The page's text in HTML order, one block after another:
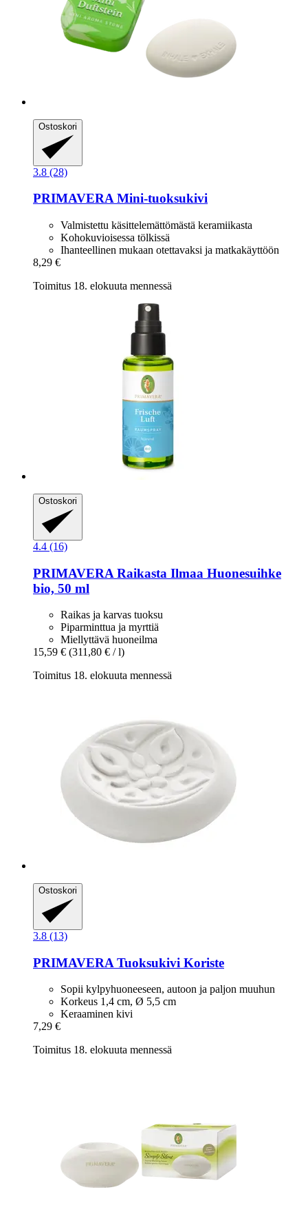
Ostoskori
3.8 (28)
PRIMAVERAMini-​tuoksukivi
Valmistettu käsittelemättömästä keramiikasta
Kohokuvioisessa tölkissä
Ihanteellinen mukaan otettavaksi ja matkakäyttöön
8,29 €
Toimitus 18. elokuuta mennessä
Ostoskori
4.4 (16)
PRIMAVERA Raikasta Ilmaa Huonesuihke
bio, 50 ml
Raikas ja karvas tuoksu
Piparminttua ja myrttiä
Miellyttävä huoneilma
15,59 € (311,80 € / l)
Toimitus 18. elokuuta mennessä
Ostoskori
3.8 (13)
PRIMAVERA Tuoksukivi Koriste
Sopii kylpyhuoneeseen, autoon ja paljon muuhun
Korkeus 1,4 cm, Ø 5,5 cm
Keraaminen kivi
7,29 €
Toimitus 18. elokuuta mennessä